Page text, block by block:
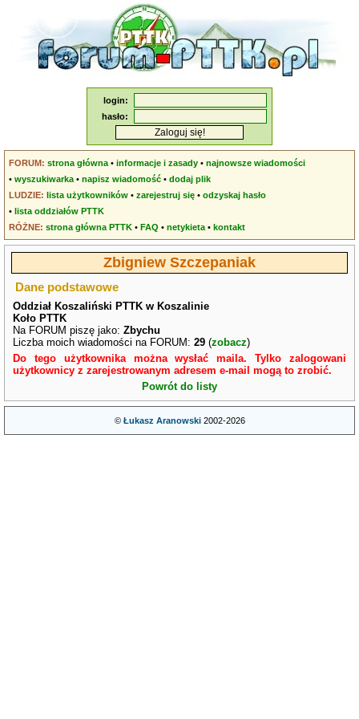
login:
hasło:
FORUM: strona główna •informacje i zasady •najnowsze wiadomości
•wyszukiwarka •napisz wiadomość •dodaj plik
LUDZIE: lista użytkowników •zarejestruj się •odzyskaj hasło
•lista oddziałów PTTK
RÓŻNE: strona główna PTTK •FAQ •netykieta •kontakt
Zbigniew Szczepaniak
Dane podstawowe
Oddział Koszaliński PTTK w Koszalinie
Koło PTTK
Na FORUM piszę jako:Zbychu
Liczba moich wiadomości na FORUM:29 (zobacz)
Do tego użytkownika można wysłać maila. Tylko zalogowani
użytkownicy z zarejestrowanym adresem e-mail mogą to zrobić.
Powrót do listy
© Łukasz Aranowski2002-2026